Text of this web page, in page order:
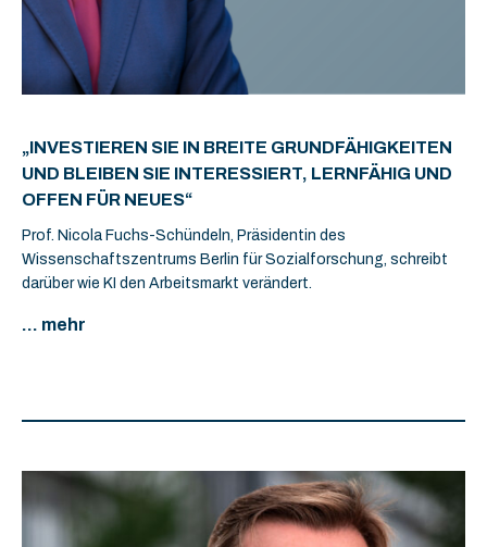
„INVESTIEREN SIE IN BREITE GRUNDFÄHIGKEITEN
UND BLEIBEN SIE INTERESSIERT, LERNFÄHIG UND
OFFEN FÜR NEUES“
Prof. Nicola Fuchs-Schündeln, Präsidentin des
Wissenschaftszentrums Berlin für Sozialforschung, schreibt
darüber wie KI den Arbeitsmarkt verändert.
... mehr